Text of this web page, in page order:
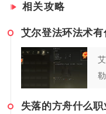
相关攻略
艾尔登法环法术有
失落的方舟什么